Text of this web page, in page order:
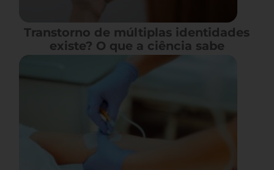
Transtorno de múltiplas identidades
existe? O que a ciência sabe